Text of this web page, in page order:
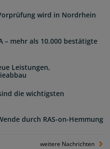
wird in Nordrhein
– mehr als 10.000 bestätigte
Leistungen,
die wichtigsten
durch RAS-on-Hemmung
weitere Nachrichten